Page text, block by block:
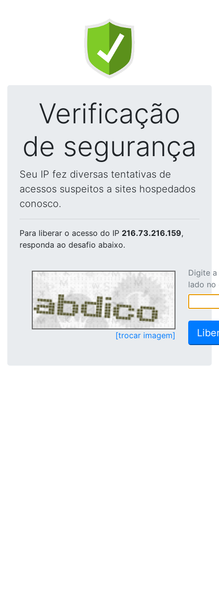
Verificação
de segurança
Seu IP fez diversas tentativas de
acessos suspeitos a sites hospedados
conosco.
Para liberar o acesso do IP 216.73.216.159,
responda ao desafio abaixo.
[trocar imagem]
Digite
lado no